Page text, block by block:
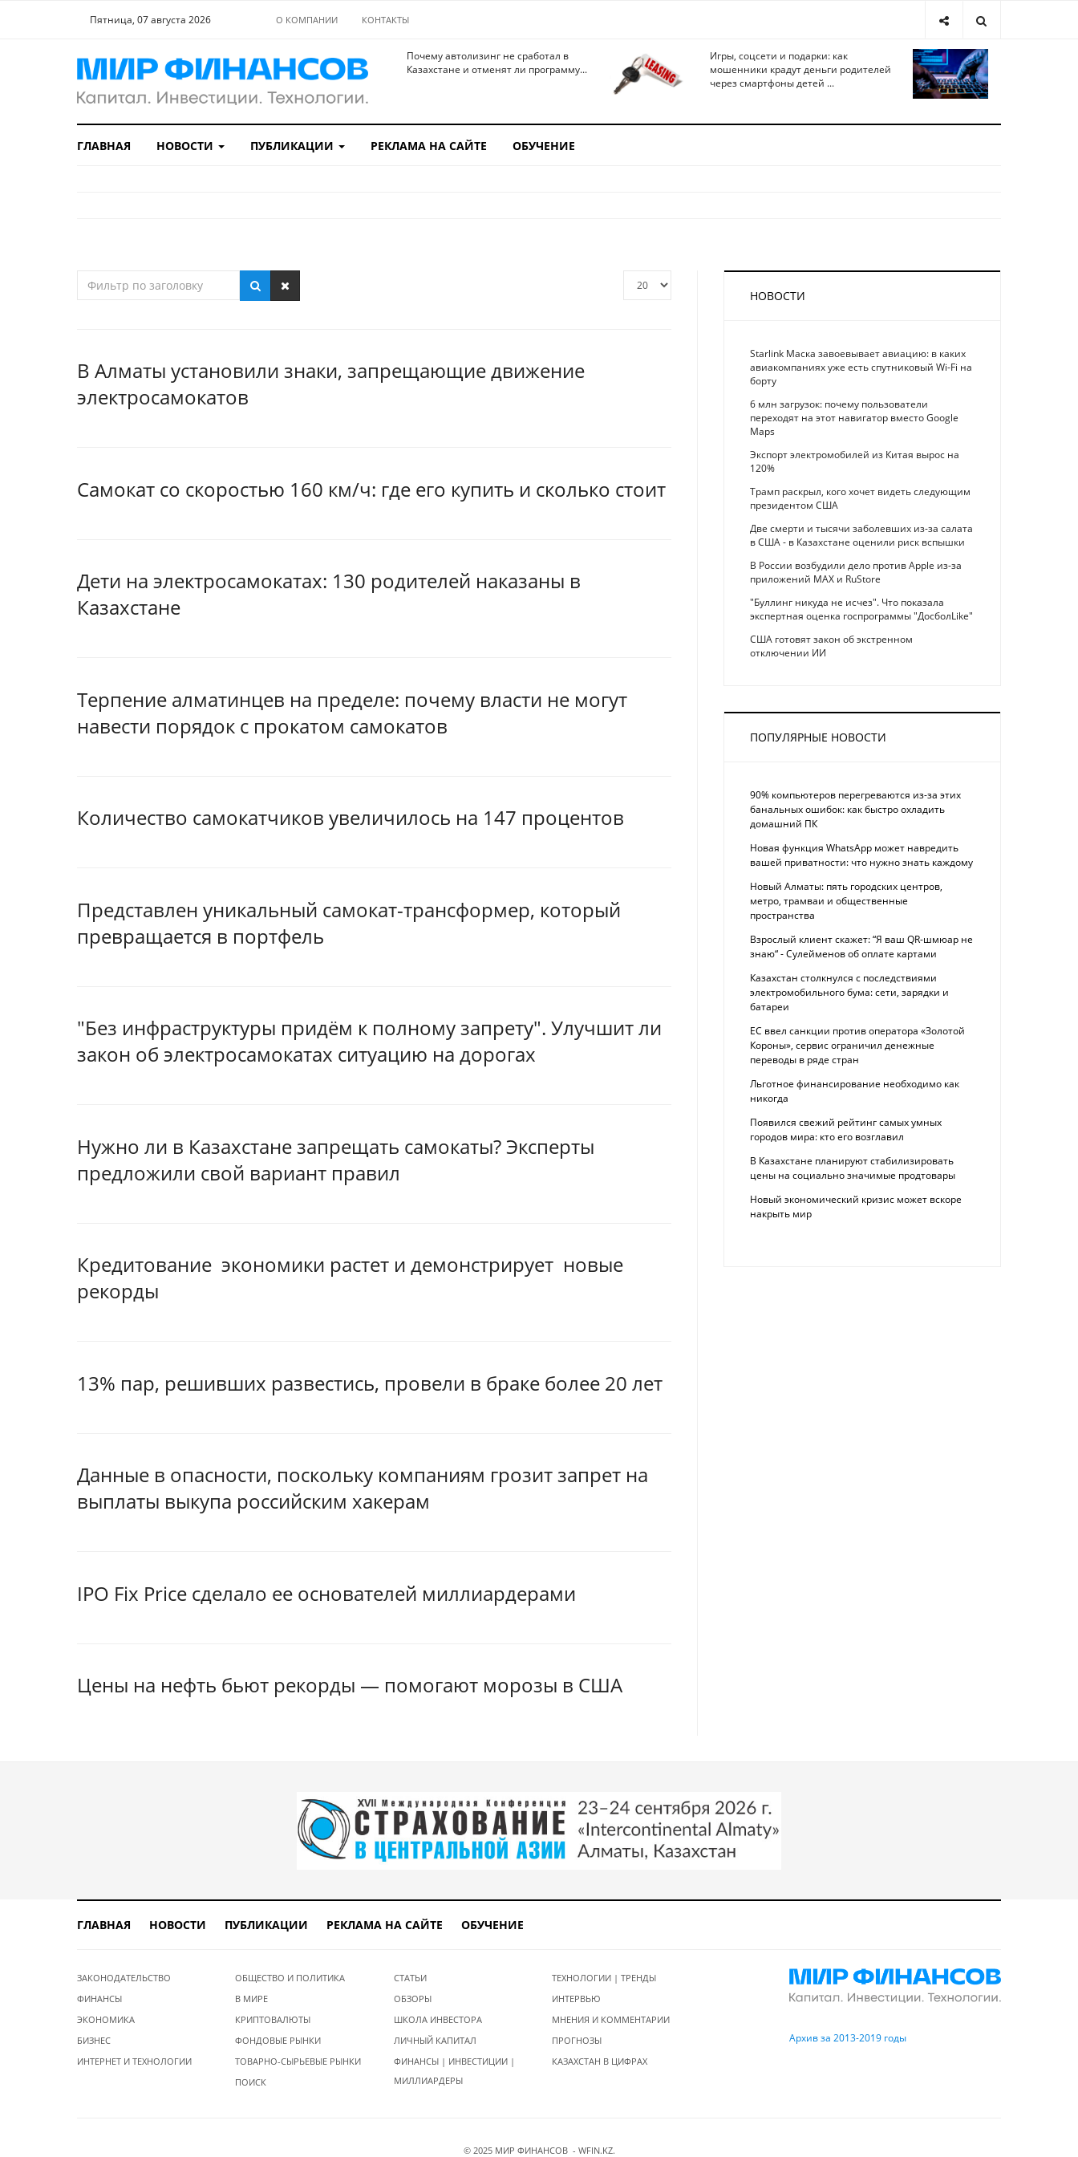
Пятница, 07 августа 2026 О КОМПАНИИ КОНТАКТЫ
Почему автолизинг не сработал в
Казахстане и отменят ли программу...
Игры, соцсети и подарки: как
мошенники крадут деньги родителей
через смартфоны детей ...
ГЛАВНАЯ НОВОСТИ ПУБЛИКАЦИИ РЕКЛАМА НА САЙТЕ ОБУЧЕНИЕ
В Алматы установили знаки, запрещающие движение
электросамокатов
Самокат со скоростью 160 км/ч: где его купить и сколько стоит
Дети на электросамокатах: 130 родителей наказаны в
Казахстане
Терпение алматинцев на пределе: почему власти не могут
навести порядок с прокатом самокатов
Количество самокатчиков увеличилось на 147 процентов
Представлен уникальный самокат-трансформер, который
превращается в портфель
"Без инфраструктуры придём к полному запрету". Улучшит ли
закон об электросамокатах ситуацию на дорогах
Нужно ли в Казахстане запрещать самокаты? Эксперты
предложили свой вариант правил
Кредитование экономики растет и демонстрирует новые
рекорды
13% пар, решивших развестись, провели в браке более 20 лет
Данные в опасности, поскольку компаниям грозит запрет на
выплаты выкупа российским хакерам
IPO Fix Price сделало ее основателей миллиардерами
Цены на нефть бьют рекорды — помогают морозы в США
НОВОСТИ
Starlink Маска завоевывает авиацию: в каких
авиакомпаниях уже есть спутниковый Wi-Fi на
борту
6 млн загрузок: почему пользователи
переходят на этот навигатор вместо Google
Maps
Экспорт электромобилей из Китая вырос на
120%
Трамп раскрыл, кого хочет видеть следующим
президентом США
Две смерти и тысячи заболевших из-за салата
в США - в Казахстане оценили риск вспышки
В России возбудили дело против Apple из-за
приложений MAX и RuStore
"Буллинг никуда не исчез". Что показала
экспертная оценка госпрограммы "ДосболLike"
США готовят закон об экстренном
отключении ИИ
ПОПУЛЯРНЫЕ НОВОСТИ
90% компьютеров перегреваются из-за этих
банальных ошибок: как быстро охладить
домашний ПК
Новая функция WhatsApp может навредить
вашей приватности: что нужно знать каждому
Новый Алматы: пять городских центров,
метро, трамваи и общественные
пространства
Взрослый клиент скажет: “Я ваш QR-шмюар не
знаю“ - Сулейменов об оплате картами
Казахстан столкнулся с последствиями
электромобильного бума: сети, зарядки и
батареи
ЕС ввел санкции против оператора «Золотой
Короны», сервис ограничил денежные
переводы в ряде стран
Льготное финансирование необходимо как
никогда
Появился свежий рейтинг самых умных
городов мира: кто его возглавил
В Казахстане планируют стабилизировать
цены на социально значимые продтовары
Новый экономический кризис может вскоре
накрыть мир
ГЛАВНАЯ НОВОСТИ ПУБЛИКАЦИИ РЕКЛАМА НА САЙТЕ ОБУЧЕНИЕ
ЗАКОНОДАТЕЛЬСТВО
ФИНАНСЫ
ЭКОНОМИКА
БИЗНЕС
ИНТЕРНЕТ И ТЕХНОЛОГИИ
ОБЩЕСТВО И ПОЛИТИКА
В МИРЕ
КРИПТОВАЛЮТЫ
ФОНДОВЫЕ РЫНКИ
ТОВАРНО-СЫРЬЕВЫЕ РЫНКИ
ПОИСК
СТАТЬИ
ОБЗОРЫ
ШКОЛА ИНВЕСТОРА
ЛИЧНЫЙ КАПИТАЛ
ФИНАНСЫ | ИНВЕСТИЦИИ |
МИЛЛИАРДЕРЫ
ТЕХНОЛОГИИ | ТРЕНДЫ
ИНТЕРВЬЮ
МНЕНИЯ И КОММЕНТАРИИ
ПРОГНОЗЫ
КАЗАХСТАН В ЦИФРАХ
Архив за 2013-2019 годы
© 2025 МИР ФИНАНСОВ - WFIN.KZ.